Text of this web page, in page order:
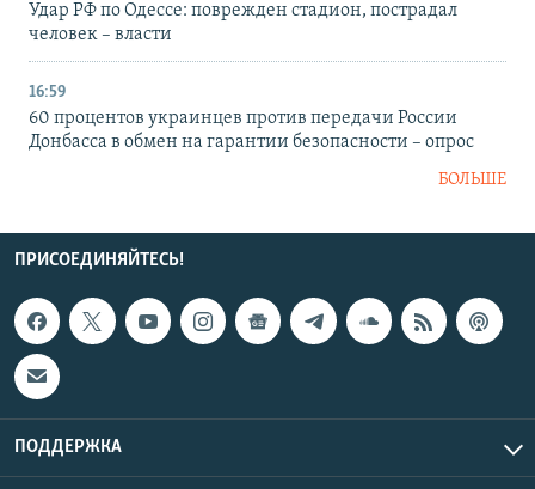
Удар РФ по Одессе: поврежден стадион, пострадал
человек – власти
16:59
60 процентов украинцев против передачи России
Донбасса в обмен на гарантии безопасности – опрос
БОЛЬШЕ
ПРИСОЕДИНЯЙТЕСЬ!
ПОДДЕРЖКА